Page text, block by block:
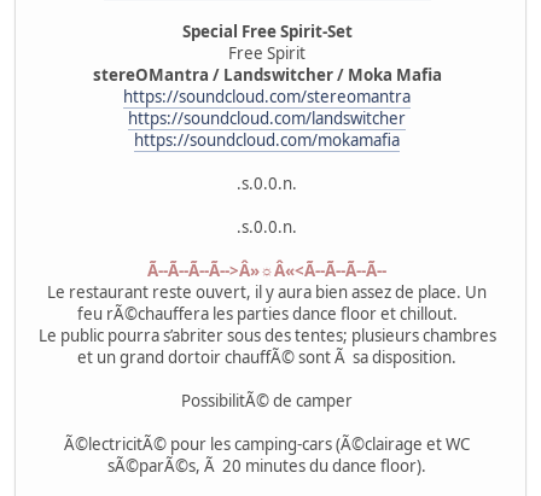
Special Free Spirit-Set
Free Spirit
stereOMantra / Landswitcher / Moka Mafia
https://soundcloud.com/stereomantra
https://soundcloud.com/landswitcher
https://soundcloud.com/mokamafia
.s.0.0.n.
.s.0.0.n.
Ã--Ã--Ã--Ã-->Â»☼Â«<Ã--Ã--Ã--Ã--
Le restaurant reste ouvert, il y aura bien assez de place. Un
feu rÃ©chauffera les parties dance floor et chillout.
Le public pourra s’abriter sous des tentes; plusieurs chambres
et un grand dortoir chauffÃ© sont Ã sa disposition.
PossibilitÃ© de camper
Ã©lectricitÃ© pour les camping-cars (Ã©clairage et WC
sÃ©parÃ©s, Ã 20 minutes du dance floor).